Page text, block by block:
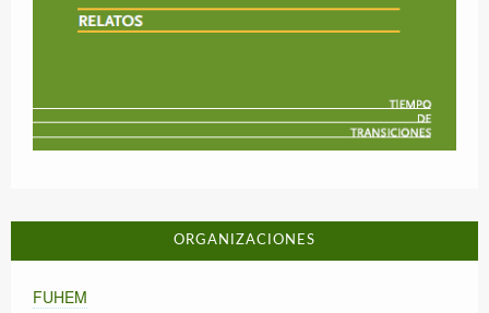
ORGANIZACIONES
FUHEM